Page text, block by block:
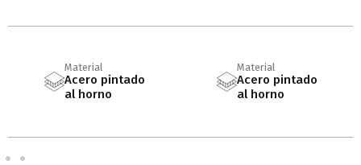
Material
Acero pintado
al horno
Material
Acero pintado
al horno